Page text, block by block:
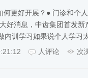
何更好开展？● 门诊和个
好消息，中齿集团首发
内训学习如果说个人学习
人评论 次